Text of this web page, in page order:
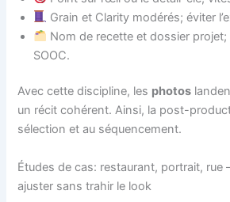
Grain et Clarity modérés; éviter
Nom de recette et dossier
SOOC.
Avec cette discipline, les photos
un récit cohérent. Ainsi, la post-
sélection et au séquencement.
Études de cas: restaurant, portrait, rue
ajuster sans trahir le look